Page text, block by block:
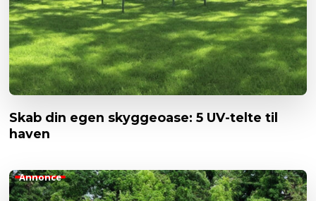
Skab din egen skyggeoase: 5 UV-telte til
haven
Annonce